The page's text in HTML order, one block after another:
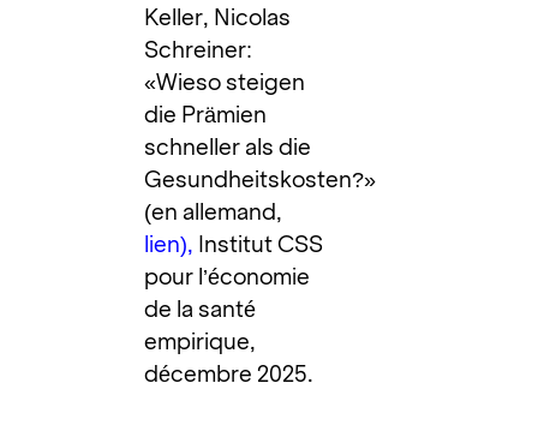
Keller, Nicolas
Schreiner:
«Wieso steigen
die Prämien
schneller als die
Gesundheitskosten?»
(en allemand,
lien), Institut CSS
pour l’économie
de la santé
empirique,
décembre 2025.